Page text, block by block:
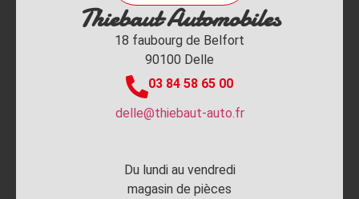
Thiebaut Automobiles
18 faubourg de Belfort
90100 Delle
03 84 58 65 00
delle@thiebaut-auto.fr
Du lundi au vendredi
magasin de pièces